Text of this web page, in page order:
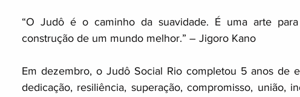
“O Judô é o caminho da suavidade. É uma arte
construção de um mundo melhor.” – Jigoro Kano
Em dezembro, o Judô Social Rio completou 5 anos de
dedicação, resiliência, superação, compromisso, união,